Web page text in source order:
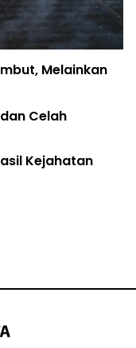
Melainkan
Celah
Kejahatan